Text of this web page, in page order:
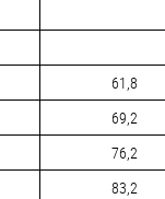
61,8
69,2
76,2
83,2